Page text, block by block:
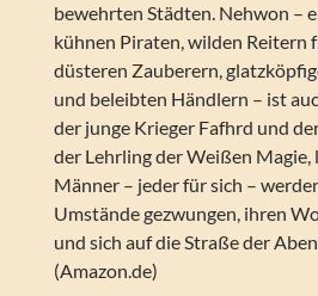
bewehrten Städten. Nehwon –
kühnen Piraten, wilden Reitern
düsteren Zauberern,
und beleibten Händlern – ist
der junge Krieger Fafhrd und
der Lehrling der Weißen Magie,
Männer – jeder für sich –
Umstände gezwungen, ihren
und sich auf die Straße der
(Amazon.de)